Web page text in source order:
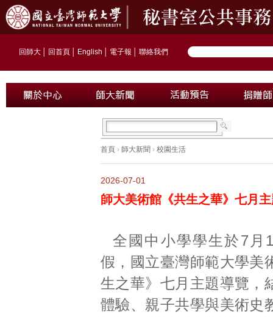
回師大 回首頁 English 電子報 聯絡我們
首頁 › 師大新聞 › 校園生活
2026-07-01
師大美術館《共生之華》七月
全國中小學學生於7月
假，國立臺灣師範大學美
生之華》七月主題導覽，
體驗、親子共學與美術史